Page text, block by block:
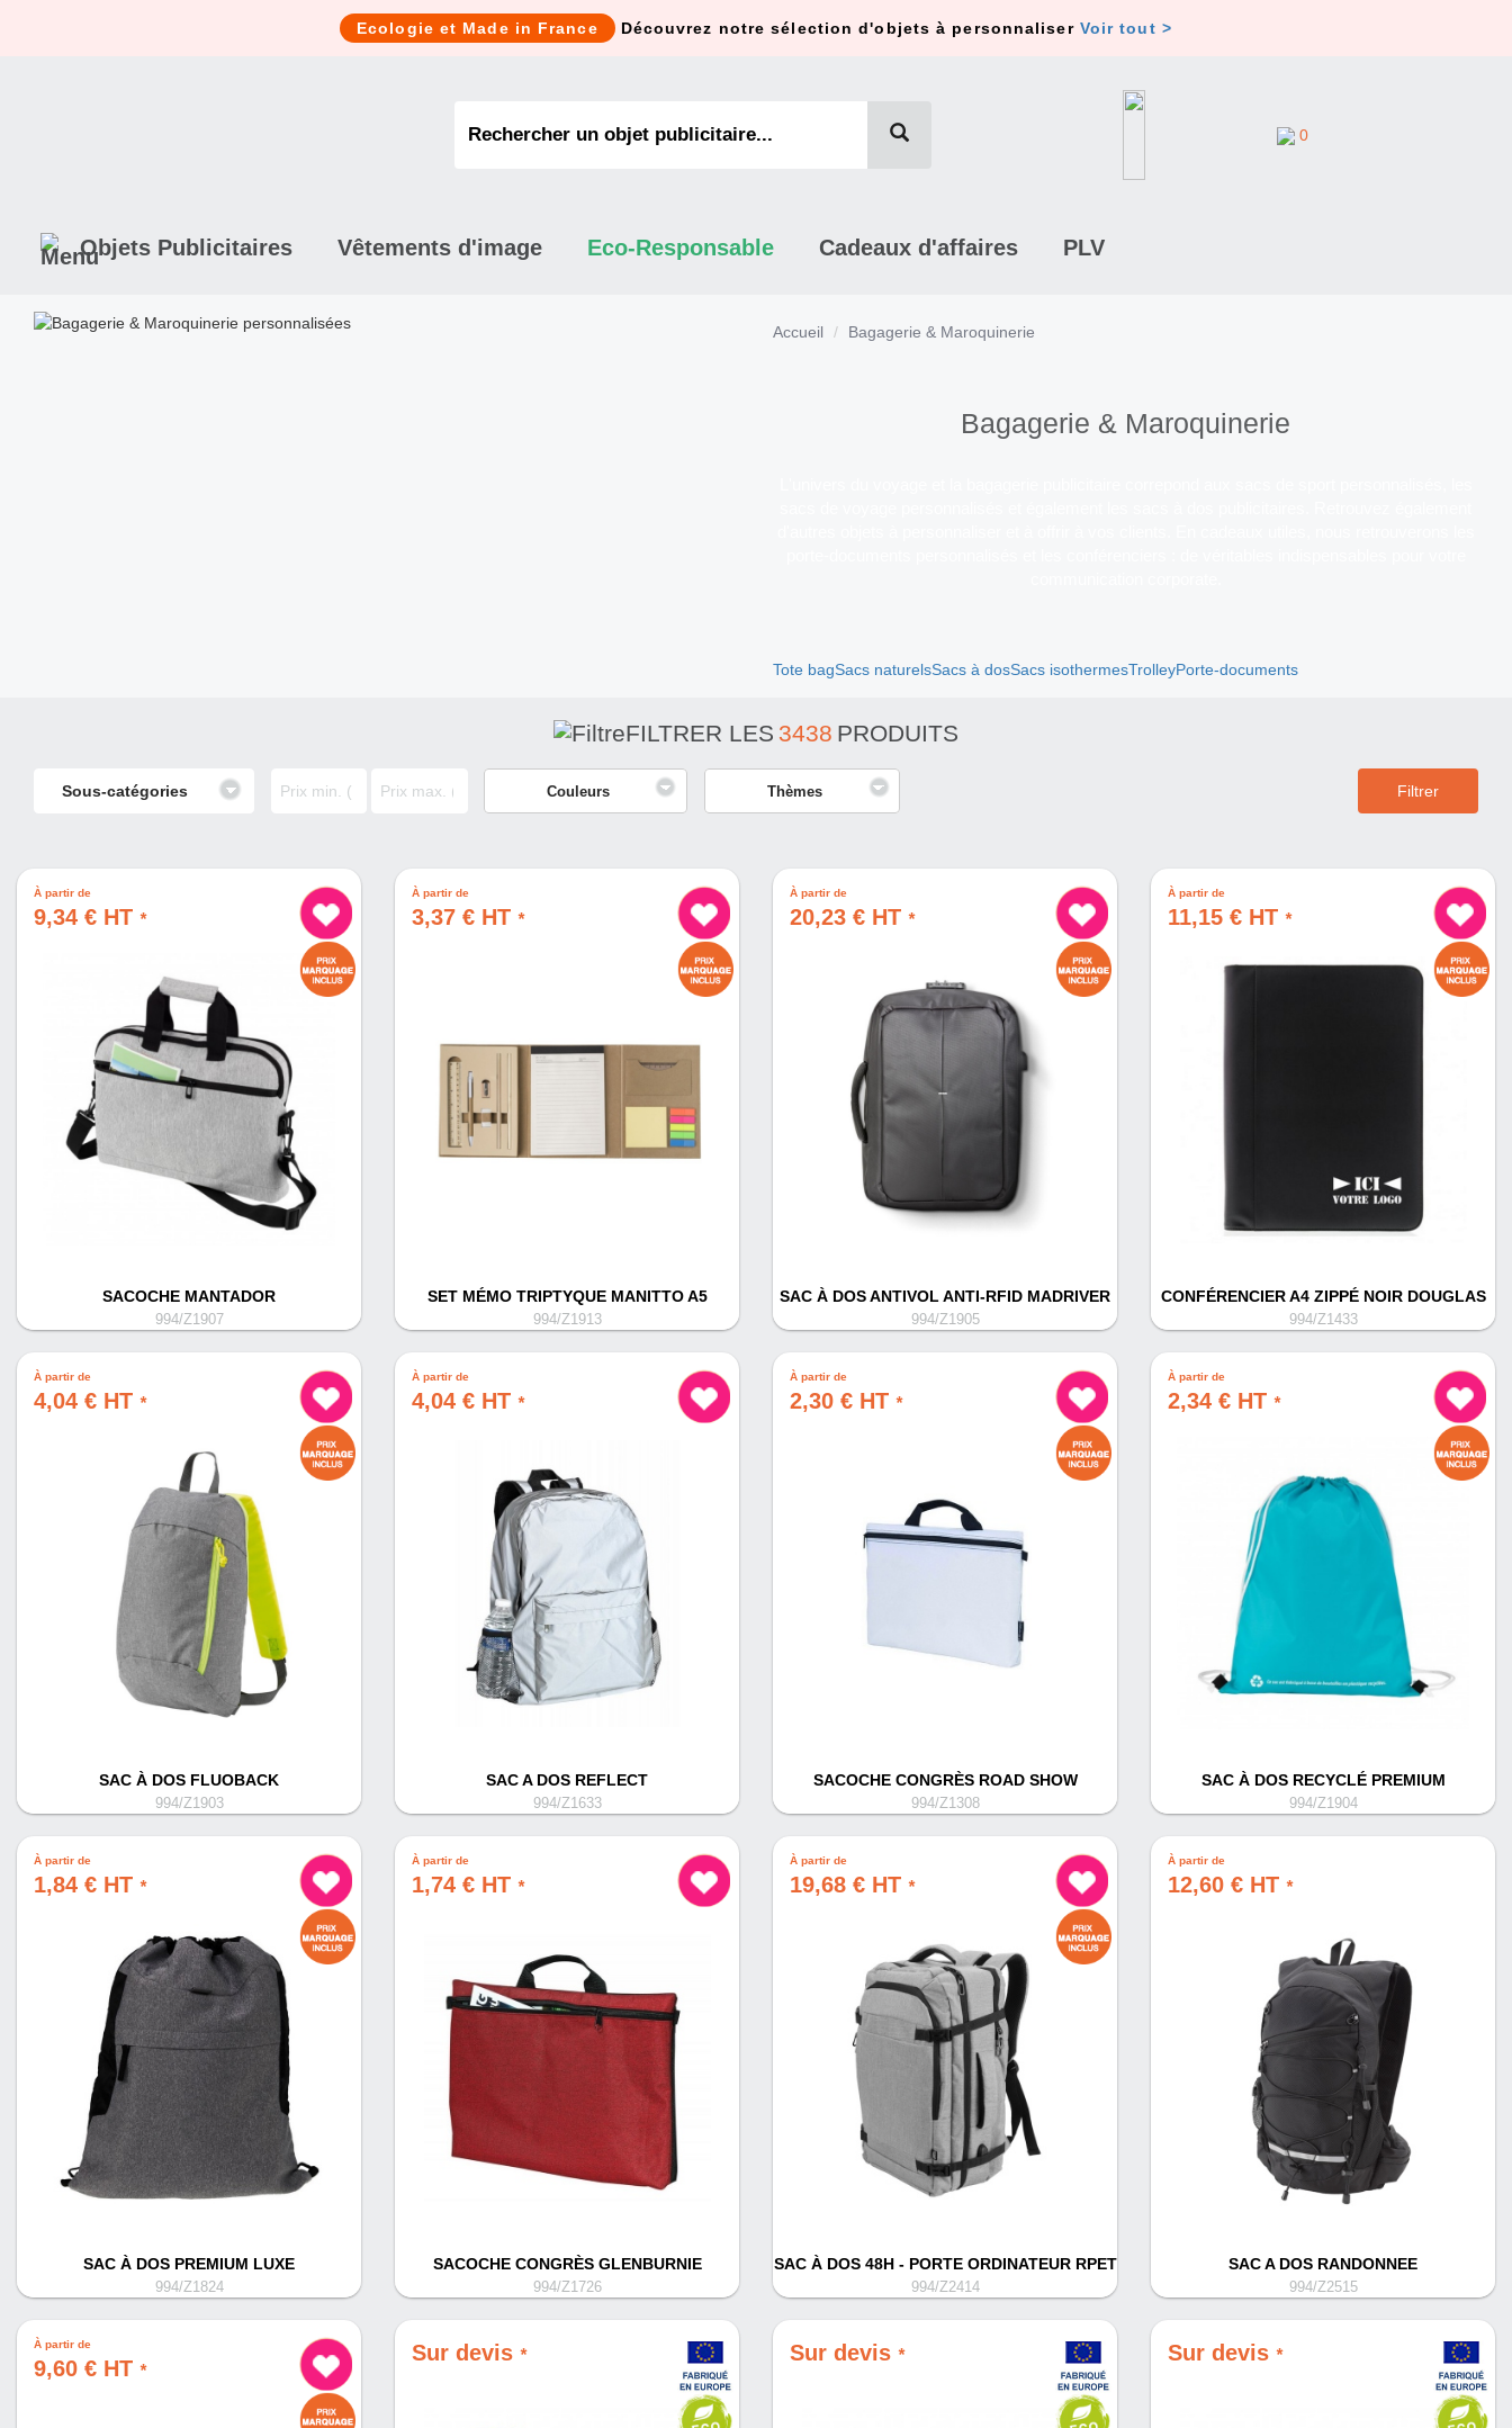
Ecologie et Made in France Découvrez notre sélection d'objets à personnaliser Voir tout >
0
Objets Publicitaires Vêtements d'image Eco-Responsable Cadeaux d'affaires PLV
Accueil Bagagerie & Maroquinerie
Bagagerie & Maroquinerie
Tote bagSacs naturelsSacs à dosSacs isothermesTrolleyPorte-documents
FILTRER LES 3438 PRODUITS
Couleurs Thèmes Filtrer
À partir de
9,34 € HT *
SACOCHE MANTADOR
994/Z1907
À partir de
3,37 € HT *
SET MÉMO TRIPTYQUE MANITTO A5
994/Z1913
À partir de
20,23 € HT *
SAC À DOS ANTIVOL ANTI-RFID MADRIVER
994/Z1905
À partir de
11,15 € HT *
CONFÉRENCIER A4 ZIPPÉ NOIR DOUGLAS
994/Z1433
À partir de
4,04 € HT *
SAC À DOS FLUOBACK
994/Z1903
À partir de
4,04 € HT *
SAC A DOS REFLECT
994/Z1633
À partir de
2,30 € HT *
SACOCHE CONGRÈS ROAD SHOW
994/Z1308
À partir de
2,34 € HT *
SAC À DOS RECYCLÉ PREMIUM
994/Z1904
À partir de
1,84 € HT *
SAC À DOS PREMIUM LUXE
994/Z1824
À partir de
1,74 € HT *
SACOCHE CONGRÈS GLENBURNIE
994/Z1726
À partir de
19,68 € HT *
SAC À DOS 48H - PORTE ORDINATEUR RPET
994/Z2414
À partir de
12,60 € HT *
SAC A DOS RANDONNEE
994/Z2515
À partir de
9,60 € HT *
Sur devis * Sur devis * Sur devis *